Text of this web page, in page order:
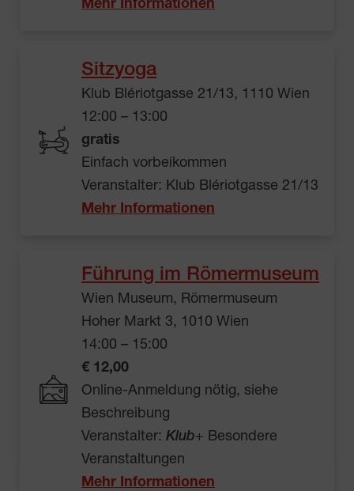
Mehr Informationen
Sitzyoga
Klub Blériotgasse 21/13, 1110 Wien
12:00 – 13:00
gratis
Einfach vorbeikommen
Veranstalter: Klub Blériotgasse 21/13
Mehr Informationen
Führung im Römermuseum
Wien Museum, Römermuseum
Hoher Markt 3, 1010 Wien
14:00 – 15:00
€ 12,00
Online-Anmeldung nötig, siehe
Beschreibung
Veranstalter: Klub+ Besondere
Veranstaltungen
Mehr Informationen